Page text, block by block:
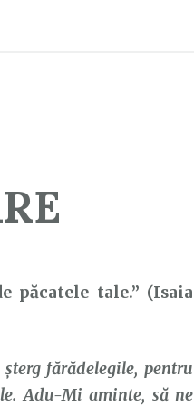
păcatele tale.” (Isaia
fărădelegile, pentru
Adu-Mi aminte, să ne